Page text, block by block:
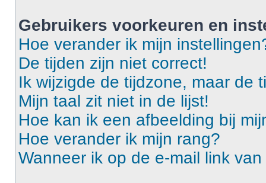
Gebruikers voorkeuren en
Hoe verander ik mijn
De tijden zijn niet correct!
Ik wijzigde de tijdzone, maar de
Mijn taal zit niet in de lijst!
Hoe kan ik een afbeelding bij
Hoe verander ik mijn rang?
Wanneer ik op de e-mail link